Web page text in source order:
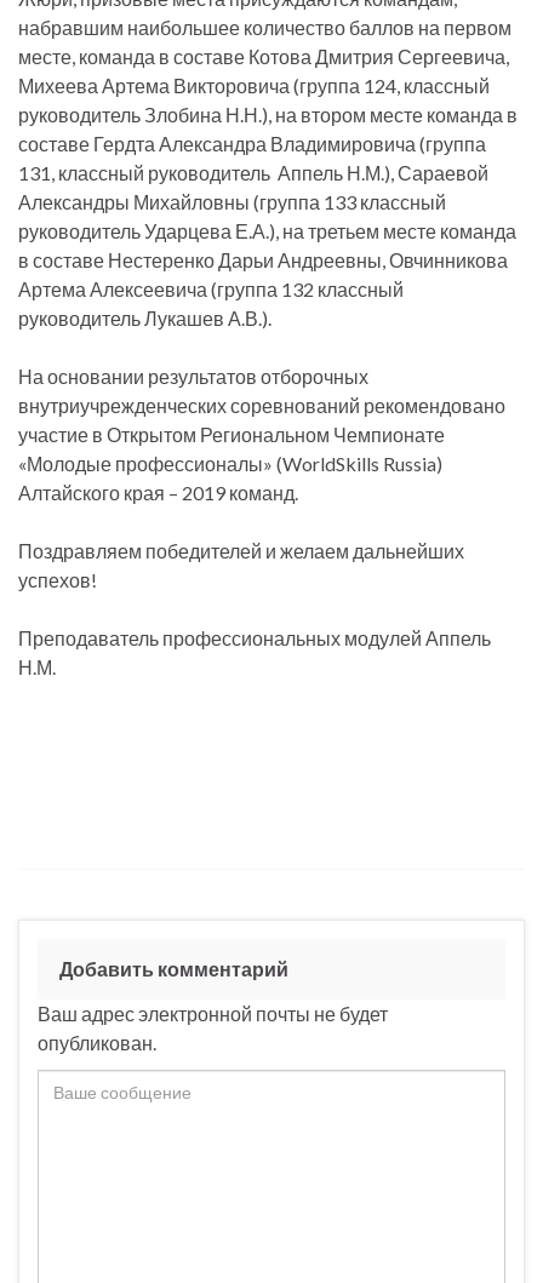
набравшим наибольшее количество баллов на первом
месте, команда в составе Котова Дмитрия Сергеевича,
Михеева Артема Викторовича (группа 124, классный
руководитель Злобина Н.Н.), на втором месте команда в
составе Гердта Александра Владимировича (группа
131, классный руководитель Аппель Н.М.), Сараевой
Александры Михайловны (группа 133 классный
руководитель Ударцева Е.А.), на третьем месте команда
в составе Нестеренко Дарьи Андреевны, Овчинникова
Артема Алексеевича (группа 132 классный
руководитель Лукашев А.В.).
На основании результатов отборочных
внутриучрежденческих соревнований рекомендовано
участие в Открытом Региональном Чемпионате
«Молодые профессионалы» (WorldSkills Russia)
Алтайского края – 2019 команд.
Поздравляем победителей и желаем дальнейших
успехов!
Преподаватель профессиональных модулей Аппель
Н.М.
Добавить комментарий
Ваш адрес электронной почты не будет
опубликован.